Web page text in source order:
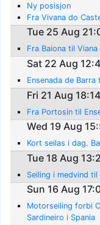
Ny posisjon
Fra Vivana do
Tue 25 Aug
Fra Baiona til
Sat 22 Aug
Ensenada de Barra
Fri 21 Aug 18:14
Fra Portosin til
Wed 19 Aug
Kort seilas i dag.
Tue 18 Aug
Seiling i medvind til
Sun 16 Aug
Motorseiling forbi
Sardineiro i Spania